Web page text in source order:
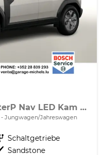
Expression MHEV WinterP Nav LED Kam 17Z
Jungwagen/Jahreswagen
Getriebe Schaltgetriebe
Außenfarbe Sandstone